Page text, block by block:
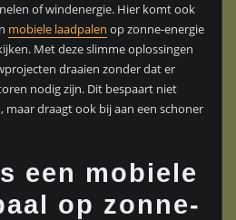
of windenergie. Hier komt ook
mobiele laadpalen op zonne-energie
Met deze slimme oplossingen
draaien zonder dat er
nodig zijn. Dit bespaart niet
maar draagt ook bij aan een schoner
een mobiele
op zonne-